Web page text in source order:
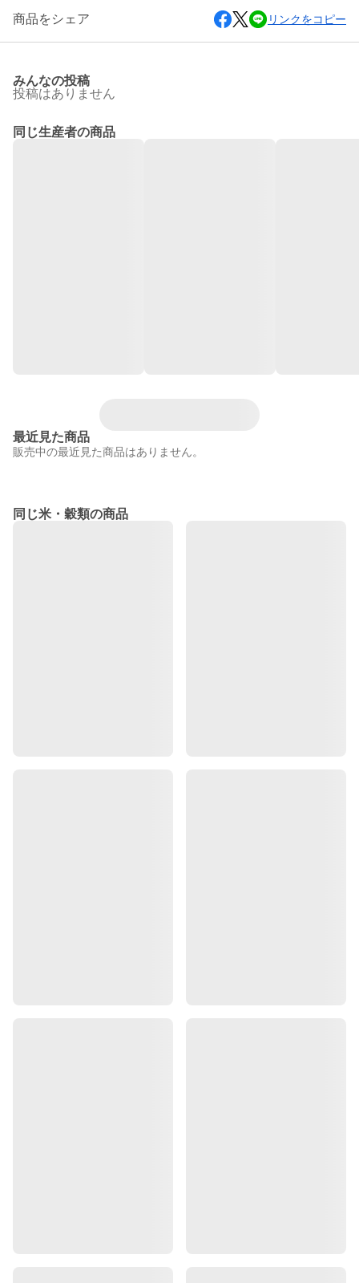
商品をシェア リンクをコピー
みんなの投稿
投稿はありません
同じ生産者の商品
最近見た商品
販売中の最近見た商品はありません。
同じ米・穀類の商品